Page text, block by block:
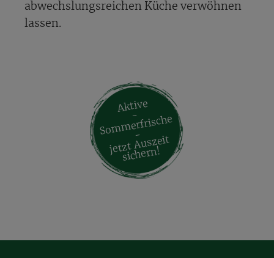
abwechslungsreichen Küche verwöhnen
lassen.
Aktive
-
So
m
merfrische
-
jetzt Auszeit
sichern!